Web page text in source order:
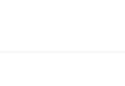
にでも気楽にご覧ください。－
)②離婚して気づいたこと(次回予
ーー===============①私の
のは30才のときです。その前に
ズ・お金にルーズなどを理由